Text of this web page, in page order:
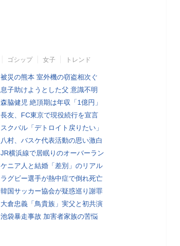
ゴシップ 女子 トレンド
被災の熊本 室外機の窃盗相次ぐ
息子助けようとした父 意識不明
森脇健児 絶頂期は年収「1億円」
長友、FC東京で現役続行を宣言
スクバル「デトロイト戻りたい」
八村、バスケ代表活動の思い激白
JR横浜線で居眠りのオーバーラン
ケニア人と結婚「差別」のリアル
ラグビー選手が熱中症で倒れ死亡
韓国サッカー協会が疑惑巡り謝罪
大倉忠義「鳥貴族」実父と初共演
池袋暴走事故 加害者家族の苦悩